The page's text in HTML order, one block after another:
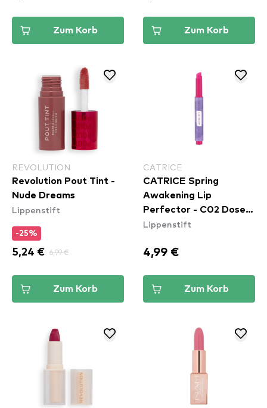
Zum Korb Zum Korb
REVOLUTION
Revolution Pout Tint -
Nude Dreams
Lippenstift
-25%
5,24 € 6,99 €
Zum Korb
CATRICE
CATRICE Spring
Awakening Lip
Perfector - C02 Dose
Of Confidence
Lippenstift
4,99 €
Zum Korb